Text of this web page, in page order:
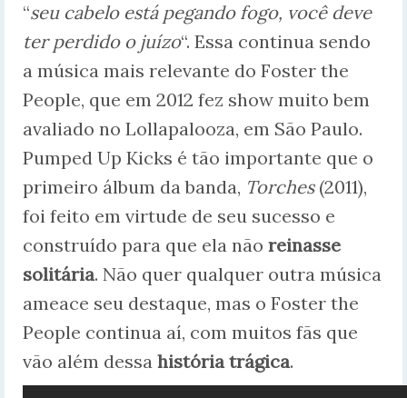
“seu cabelo está pegando fogo, você deve
ter perdido o juízo“. Essa continua sendo
a música mais relevante do Foster the
People, que em 2012 fez show muito bem
avaliado no Lollapalooza, em São Paulo.
Pumped Up Kicks é tão importante que o
primeiro álbum da banda, Torches(2011),
foi feito em virtude de seu sucesso e
construído para que ela não reinasse
solitária. Não quer qualquer outra música
ameace seu destaque, mas o Foster the
People continua aí, com muitos fãs que
vão além dessa história trágica.